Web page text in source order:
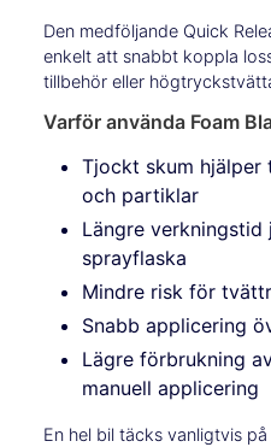
Den medföljande Quick
enkelt att snabbt koppla
tillbehör eller
Varför använda Foam
Tjockt skum
och partiklar
Längre
sprayflaska
Mindre risk för
Snabb applicering
Lägre förbrukning
manuell applicering
En hel bil täcks vanligtvis